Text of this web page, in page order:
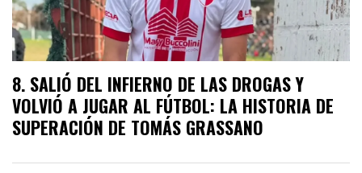
SALIÓ DEL INFIERNO DE LAS DROGAS Y
VOLVIÓ A JUGAR AL FÚTBOL: LA HISTORIA DE
SUPERACIÓN DE TOMÁS GRASSANO